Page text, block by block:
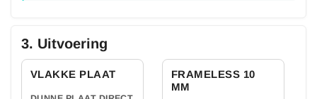
3. Uitvoering
VLAKKE PLAAT
FRAMELESS 10
MM